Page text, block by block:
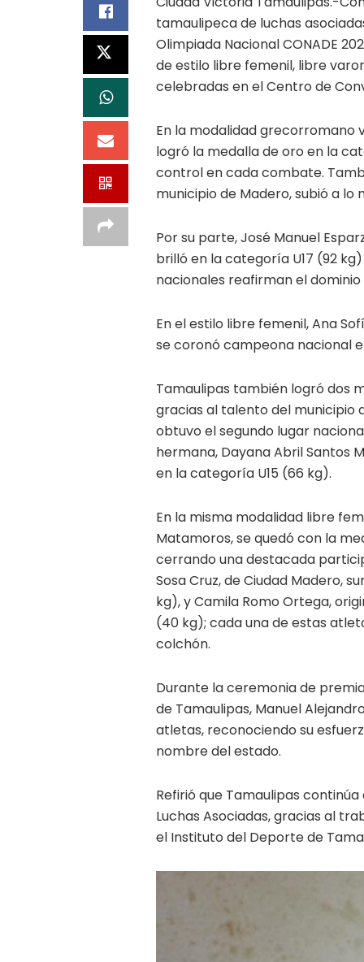
tamaulipeca de luchas
Olimpiada Nacional CONADE
de estilo libre femenil, libre
celebradas en el Centro de
En la modalidad grecorromano
logró la medalla de oro en la
control en cada combate.
municipio de Madero, subió a lo
Por su parte, José Manuel
brilló en la categoría U17 (92
nacionales reafirman el
En el estilo libre femenil, Ana
se coronó campeona nacional
Tamaulipas también logró dos
gracias al talento del municipio
obtuvo el segundo lugar
hermana, Dayana Abril Santos
en la categoría U15 (66 kg).
En la misma modalidad libre
Matamoros, se quedó con la
cerrando una destacada
Sosa Cruz, de Ciudad Madero,
kg), y Camila Romo Ortega,
(40 kg); cada una de estas
colchón.
Durante la ceremonia de
de Tamaulipas, Manuel
atletas, reconociendo su
nombre del estado.
Refirió que Tamaulipas
Luchas Asociadas, gracias al
el Instituto del Deporte de